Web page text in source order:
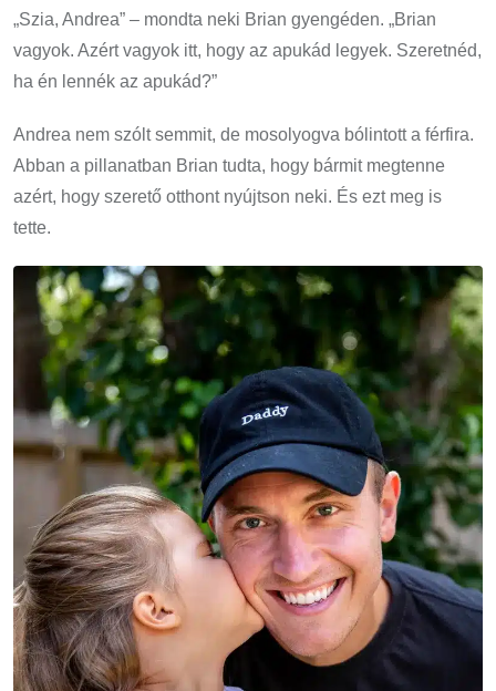
„Szia, Andrea” – mondta neki Brian gyengéden. „Brian
vagyok. Azért vagyok itt, hogy az apukád legyek. Szeretnéd,
ha én lennék az apukád?”
Andrea nem szólt semmit, de mosolyogva bólintott a férfira.
Abban a pillanatban Brian tudta, hogy bármit megtenne
azért, hogy szerető otthont nyújtson neki. És ezt meg is
tette.